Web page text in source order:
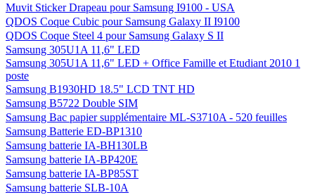
Muvit Sticker Drapeau pour Samsung I9100 - USA
QDOS Coque Cubic pour Samsung Galaxy II I9100
QDOS Coque Steel 4 pour Samsung Galaxy S II
Samsung 305U1A 11,6" LED
Samsung 305U1A 11,6" LED + Office Famille et Etudiant 2010 1
poste
Samsung B1930HD 18.5" LCD TNT HD
Samsung B5722 Double SIM
Samsung Bac papier supplémentaire ML-S3710A - 520 feuilles
Samsung Batterie ED-BP1310
Samsung batterie IA-BH130LB
Samsung batterie IA-BP420E
Samsung batterie IA-BP85ST
Samsung batterie SLB-10A